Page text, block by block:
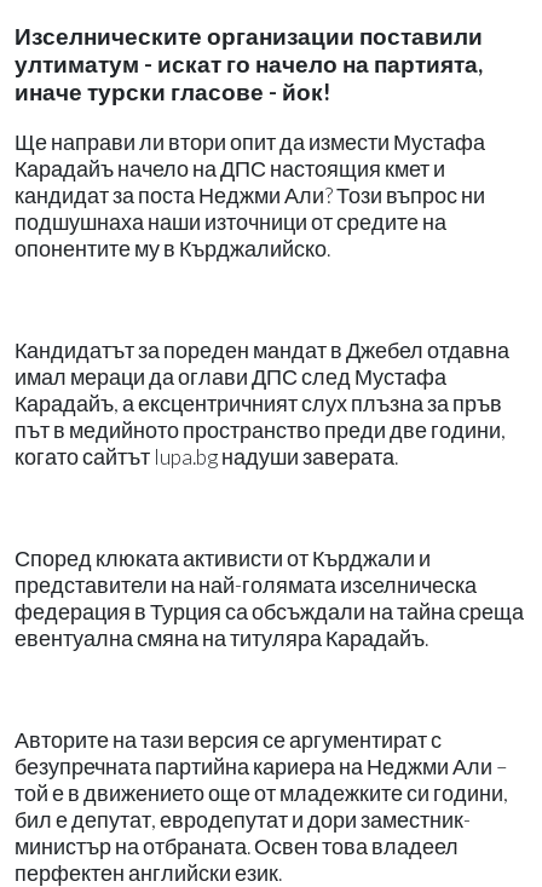
Изселническите организации поставили
ултиматум - искат го начело на партията,
иначе турски гласове - йок!
Ще направи ли втори опит да измести Мустафа
Карадайъ начело на ДПС настоящия кмет и
кандидат за поста Неджми Али? Този въпрос ни
подшушнаха наши източници от средите на
опонентите му в Кърджалийско.
Кандидатът за пореден мандат в Джебел отдавна
имал мераци да оглави ДПС след Мустафа
Карадайъ, а ексцентричният слух плъзна за пръв
път в медийното пространство преди две години,
когато сайтът lupa.bg надуши заверата.
Според клюката активисти от Кърджали и
представители на най-голямата изселническа
федерация в Турция са обсъждали на тайна среща
евентуална смяна на титуляра Карадайъ.
Авторите на тази версия се аргументират с
безупречната партийна кариера на Неджми Али –
той е в движението още от младежките си години,
бил е депутат, евродепутат и дори заместник-
министър на отбраната. Освен това владеел
перфектен английски език.